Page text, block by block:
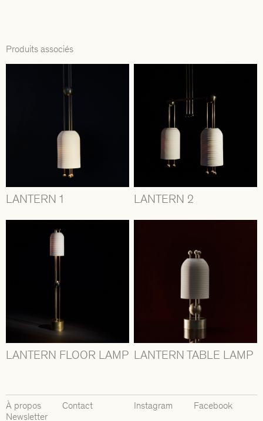
Produits associés
LANTERN 1 LANTERN 2
LANTERN FLOOR LAMP LANTERN TABLE LAMP
À propos
Contact
Newsletter
Instagram Facebook